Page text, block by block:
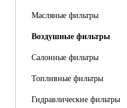
Масляные фильтры
Воздушные фильтры
Салонные фильтры
Топливные фильтры
Гидравлические фильтры